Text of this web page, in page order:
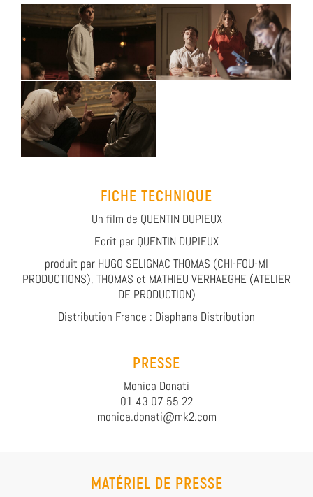
MATÉRIEL DE PRESSE
FICHE TECHNIQUE
Un film de QUENTIN DUPIEUX
Ecrit par QUENTIN DUPIEUX
produit par HUGO SELIGNAC THOMAS (CHI-FOU-MI
PRODUCTIONS), THOMAS et MATHIEU VERHAEGHE (ATELIER
DE PRODUCTION)
Distribution France : Diaphana Distribution
PRESSE
Monica Donati
01 43 07 55 22
monica.donati@mk2.com